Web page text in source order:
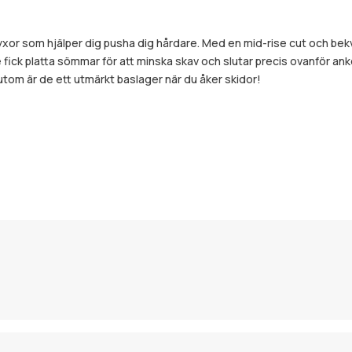
som hjälper dig pusha dig hårdare. Med en mid-rise cut och
platta sömmar för att minska skav och slutar precis ovanför
är de ett utmärkt baslager när du åker skidor!